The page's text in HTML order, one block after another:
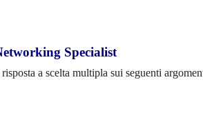
Specialist
a scelta multipla sui seguenti